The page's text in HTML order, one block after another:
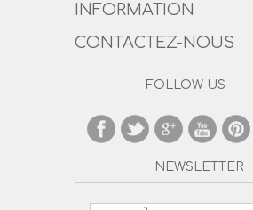
INFORMATION
CONTACTEZ-NOUS
FOLLOW US
NEWSLETTER